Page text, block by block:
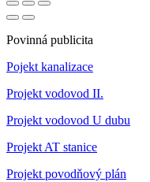
Povinná publicita
Pojekt kanalizace
Projekt vodovod II.
Projekt vodovod U dubu
Projekt AT stanice
Projekt povodňový plán